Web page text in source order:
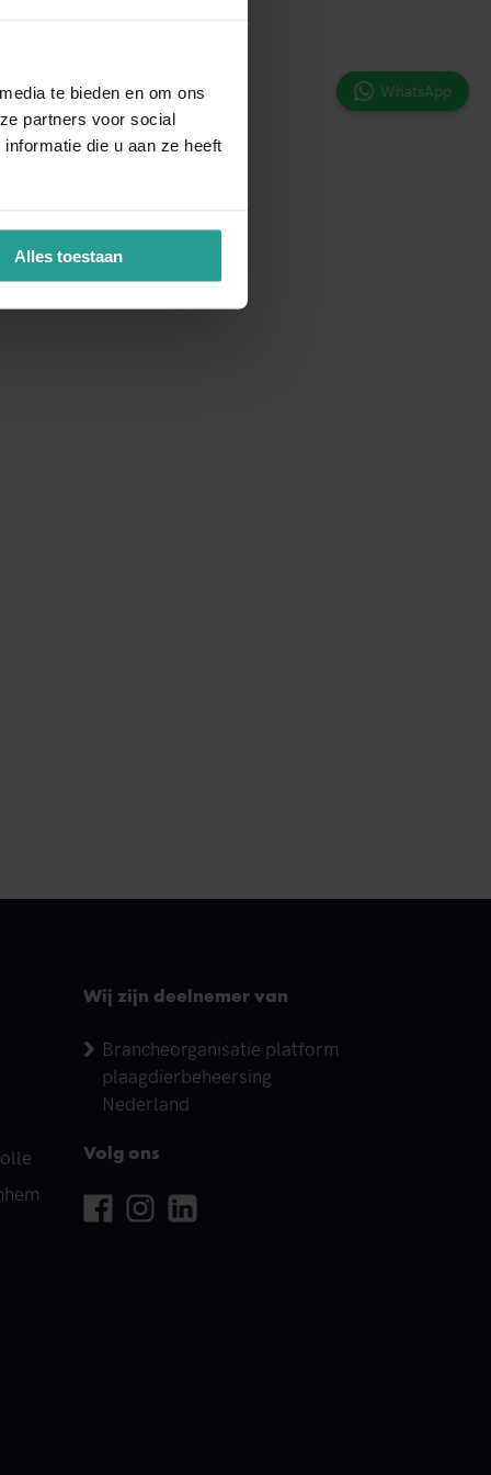
te bieden en om ons
partners voor social
die u aan ze heeft
Alles toestaan
Wij zijn deelnemer van
Brancheorganisatie platform
plaagdierbeheersing
Nederland
Volg ons
Facebook
InstagramLinkedin
WhatsApp